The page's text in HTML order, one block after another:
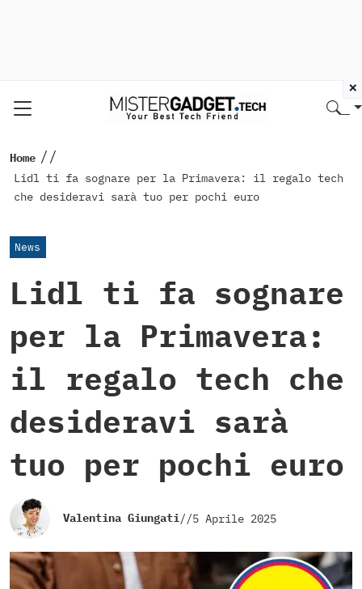
Home //
Lidl ti fa sognare per la Primavera: il regalo tech
che desideravi sarà tuo per pochi euro
News
Lidl ti fa sognare
per la Primavera:
il regalo tech che
desideravi sarà
tuo per pochi euro
Valentina Giungati//5 Aprile 2025
×